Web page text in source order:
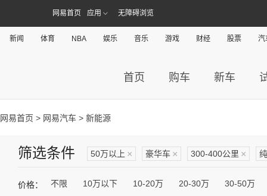
网易首页 应用 无障碍浏览
新闻 体育 NBA 娱乐 音乐 游戏 财经 股票 汽
首页 购车 新车
网易首页 > 网易汽车 > 新能源
筛选条件 50万以上 × 豪华车 × 300-400公里 ×
价格： 不限 10万以下 10-20万 20-30万 30-50万